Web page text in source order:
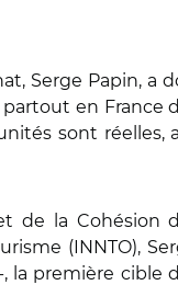
Serge Papin, a
en France
sont réelles,
de la Cohésion
(INNTO),
la première